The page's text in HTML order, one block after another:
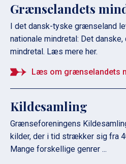
Grænselandets
I det dansk-tyske grænseland
nationale mindretal: Det
mindretal. Læs mere her.
Læs om grænselandets
Kildesamling
Grænseforeningens
kilder, der i tid strækker sig fra
Mange forskellige genrer ...